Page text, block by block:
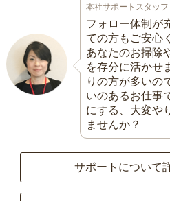
本社サポートスタッフ
フォロー体制が
ての方もご安心
あなたのお掃除
を存分に活かせ
りの方が多いの
いのあるお仕事
にする、大変や
ませんか？
サポートについて